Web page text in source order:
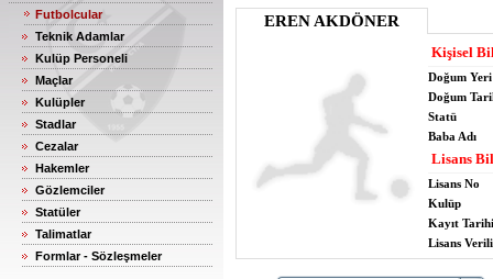
Futbolcular
Teknik Adamlar
Kulüp Personeli
Maçlar
Kulüpler
Stadlar
Cezalar
Hakemler
Gözlemciler
Statüler
Talimatlar
Formlar - Sözleşmeler
EREN AKDÖNER
Kişisel
Doğum Yeri
Doğum
Statü
Baba Adı
Lisans
Lisans No
Kulüp
Kayıt Tarihi
Lisans